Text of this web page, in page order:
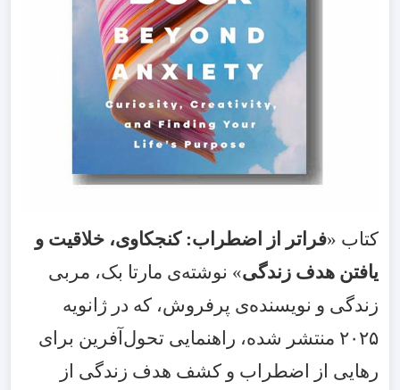
کتاب «فراتر از اضطراب: کنجکاوی، خلاقیت و
یافتن هدف زندگی» نوشته‌ی مارتا بک، مربی
زندگی و نویسنده‌ی پرفروش، که در ژانویه
۲۰۲۵ منتشر شده، راهنمایی تحول‌آفرین برای
رهایی از اضطراب و کشف هدف زندگی از